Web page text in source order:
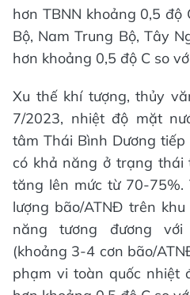
hơn TBNN khoảng 0,5 độ
Bộ, Nam Trung Bộ, Tây
hơn khoảng 0,5 độ C so
Xu thế khí tượng, thủy
7/2023, nhiệt độ mặt
tâm Thái Bình Dương
có khả năng ở trạng
tăng lên mức từ 70-
lượng bão/ATNĐ trên
năng tương đương
(khoảng 3-4 cơn bão/
phạm vi toàn quốc nhiệt